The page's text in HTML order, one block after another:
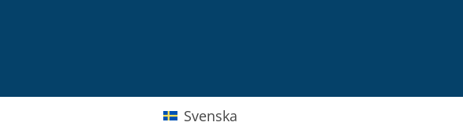
Svenska